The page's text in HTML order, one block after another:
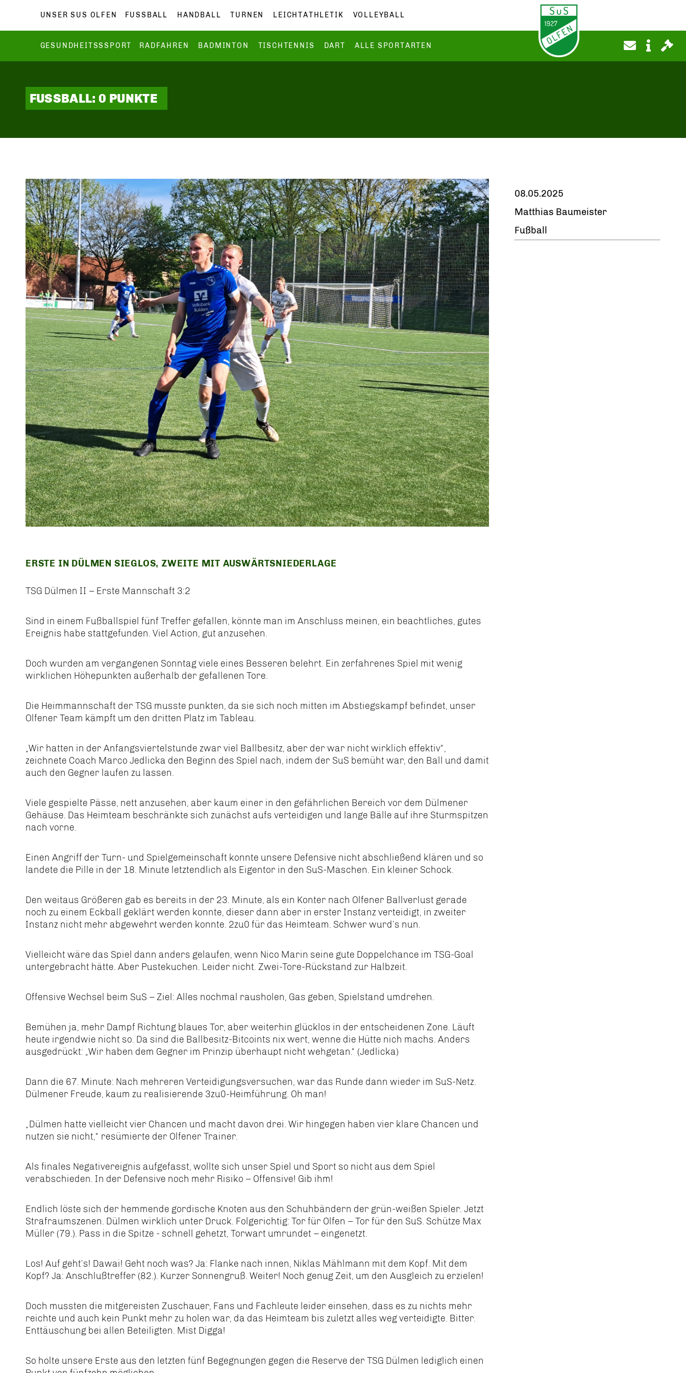
UNSER SUS OLFEN FUSSBALL HANDBALL TURNEN LEICHTATHLETIK VOLLEYBALL
GESUNDHEITSSSPORT RADFAHREN BADMINTON TISCHTENNIS DART ALLE SPORTARTEN
FUSSBALL: 0 PUNKTE
ERSTE IN DÜLMEN SIEGLOS, ZWEITE MIT AUSWÄRTSNIEDERLAGE
TSG Dülmen II – Erste Mannschaft 3:2
Sind in einem Fußballspiel fünf Treffer gefallen, könnte man im Anschluss meinen, ein beachtliches, gutes
Ereignis habe stattgefunden. Viel Action, gut anzusehen.
Doch wurden am vergangenen Sonntag viele eines Besseren belehrt. Ein zerfahrenes Spiel mit wenig
wirklichen Höhepunkten außerhalb der gefallenen Tore.
Die Heimmannschaft der TSG musste punkten, da sie sich noch mitten im Abstiegskampf befindet, unser
Olfener Team kämpft um den dritten Platz im Tableau.
„Wir hatten in der Anfangsviertelstunde zwar viel Ballbesitz, aber der war nicht wirklich effektiv“,
zeichnete Coach Marco Jedlicka den Beginn des Spiel nach, indem der SuS bemüht war, den Ball und damit
auch den Gegner laufen zu lassen.
Viele gespielte Pässe, nett anzusehen, aber kaum einer in den gefährlichen Bereich vor dem Dülmener
Gehäuse. Das Heimteam beschränkte sich zunächst aufs verteidigen und lange Bälle auf ihre Sturmspitzen
nach vorne.
Einen Angriff der Turn- und Spielgemeinschaft konnte unsere Defensive nicht abschließend klären und so
landete die Pille in der 18. Minute letztendlich als Eigentor in den SuS-Maschen. Ein kleiner Schock.
Den weitaus Größeren gab es bereits in der 23. Minute, als ein Konter nach Olfener Ballverlust gerade
noch zu einem Eckball geklärt werden konnte, dieser dann aber in erster Instanz verteidigt, in zweiter
Instanz nicht mehr abgewehrt werden konnte. 2zu0 für das Heimteam. Schwer wurd’s nun.
Vielleicht wäre das Spiel dann anders gelaufen, wenn Nico Marin seine gute Doppelchance im TSG-Goal
untergebracht hätte. Aber Pustekuchen. Leider nicht. Zwei-Tore-Rückstand zur Halbzeit.
Offensive Wechsel beim SuS – Ziel: Alles nochmal rausholen, Gas geben, Spielstand umdrehen.
Bemühen ja, mehr Dampf Richtung blaues Tor, aber weiterhin glücklos in der entscheidenen Zone. Läuft
heute irgendwie nicht so. Da sind die Ballbesitz-Bitcoints nix wert, wenne die Hütte nich machs. Anders
ausgedrückt: „Wir haben dem Gegner im Prinzip überhaupt nicht wehgetan.“ (Jedlicka)
Dann die 67. Minute: Nach mehreren Verteidigungsversuchen, war das Runde dann wieder im SuS-Netz.
Dülmener Freude, kaum zu realisierende 3zu0-Heimführung. Oh man!
„Dülmen hatte vielleicht vier Chancen und macht davon drei. Wir hingegen haben vier klare Chancen und
nutzen sie nicht,“ resümierte der Olfener Trainer.
Als finales Negativereignis aufgefasst, wollte sich unser Spiel und Sport so nicht aus dem Spiel
verabschieden. In der Defensive noch mehr Risiko – Offensive! Gib ihm!
Endlich löste sich der hemmende gordische Knoten aus den Schuhbändern der grün-weißen Spieler. Jetzt
Strafraumszenen. Dülmen wirklich unter Druck. Folgerichtig: Tor für Olfen – Tor für den SuS. Schütze Max
Müller (79.). Pass in die Spitze - schnell gehetzt, Torwart umrundet – eingenetzt.
Los! Auf geht’s! Dawai! Geht noch was? Ja: Flanke nach innen, Niklas Mählmann mit dem Kopf. Mit dem
Kopf? Ja: Anschlußtreffer (82.). Kurzer Sonnengruß. Weiter! Noch genug Zeit, um den Ausgleich zu erzielen!
Doch mussten die mitgereisten Zuschauer, Fans und Fachleute leider einsehen, dass es zu nichts mehr
reichte und auch kein Punkt mehr zu holen war, da das Heimteam bis zuletzt alles weg verteidigte. Bitter.
Enttäuschung bei allen Beteiligten. Mist Digga!
So holte unsere Erste aus den letzten fünf Begegnungen gegen die Reserve der TSG Dülmen lediglich einen
08.05.2025
Matthias Baumeister
Fußball